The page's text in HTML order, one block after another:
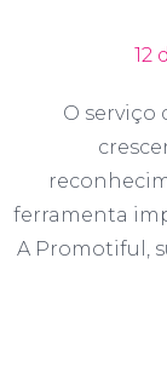
12
O serviço
ferramenta
A Promotiful,